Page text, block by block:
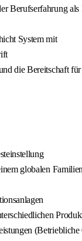
Berufserfahrung
System mit
die Bereitschaft
globalen